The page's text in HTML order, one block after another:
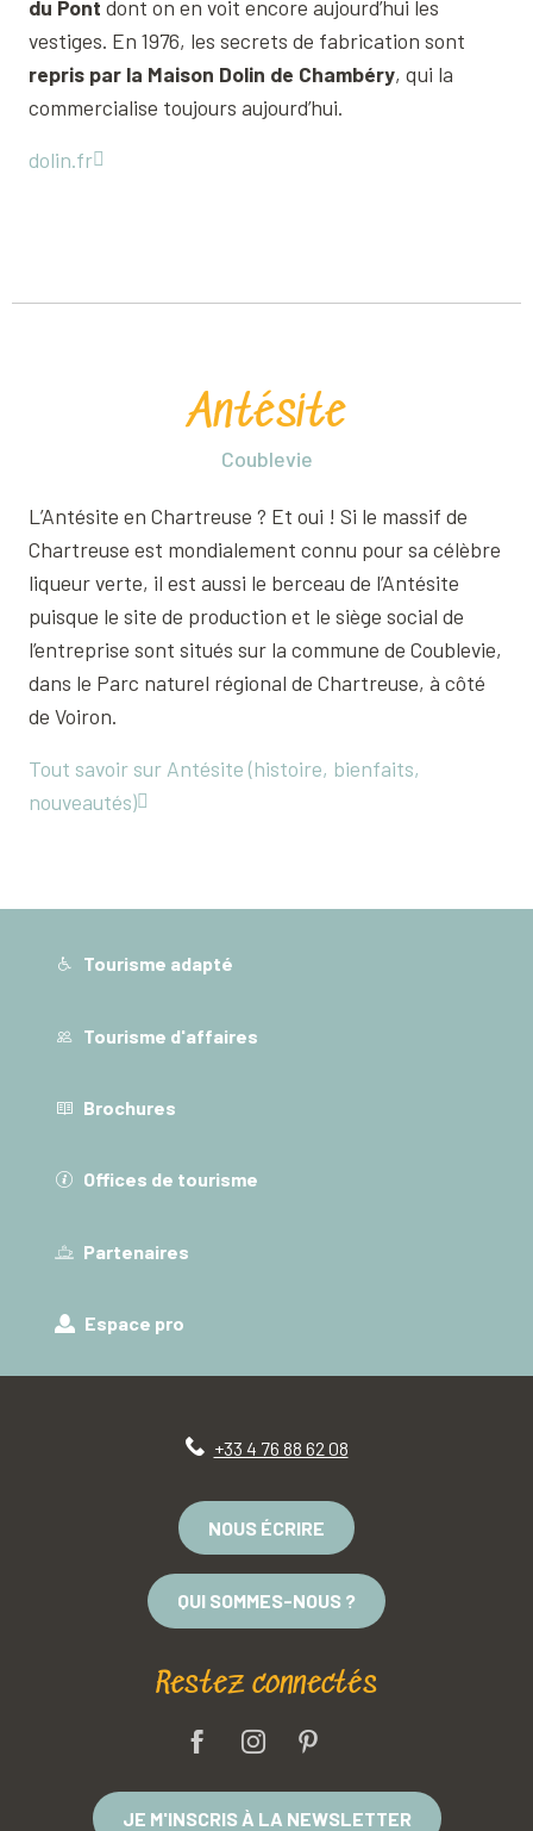
du Pont dont on en voit encore aujourd’hui les
vestiges. En 1976, les secrets de fabrication sont
repris par la Maison Dolin de Chambéry, qui la
commercialise toujours aujourd’hui.
dolin.fr
Antésite
Coublevie
L’Antésite en Chartreuse ? Et oui ! Si le massif de
Chartreuse est mondialement connu pour sa célèbre
liqueur verte, il est aussi le berceau de l’Antésite
puisque le site de production et le siège social de
l’entreprise sont situés sur la commune de Coublevie,
dans le Parc naturel régional de Chartreuse, à côté
de Voiron.
Tout savoir sur Antésite (histoire, bienfaits,
nouveautés)
Tourisme adapté
Tourisme d'affaires
Brochures
Offices de tourisme
Partenaires
Espace pro
+33 4 76 88 62 08
NOUS ÉCRIRE
QUI SOMMES-NOUS ?
Restez connectés
JE M'INSCRIS À LA NEWSLETTER